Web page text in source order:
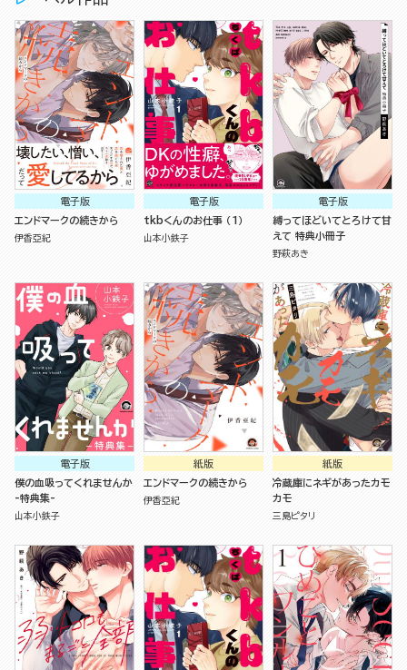
電子版
エンドマークの続きから
伊香亞紀
電子版
tkbくんのお仕事 （1）
山本小鉄子
電子版
縛ってほどいてとろけて甘
えて 特典小冊子
野萩あき
電子版
僕の血吸ってくれませんか
-特典集-
山本小鉄子
紙版
エンドマークの続きから
伊香亞紀
紙版
冷蔵庫にネギがあったカモ
カモ
三島ピタリ